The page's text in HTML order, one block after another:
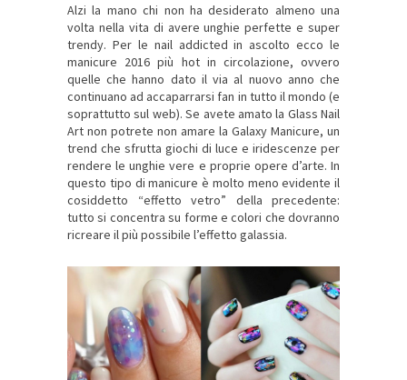
Alzi la mano chi non ha desiderato almeno una
volta nella vita di avere unghie perfette e super
trendy. Per le nail addicted in ascolto ecco le
manicure 2016 più hot in circolazione, ovvero
quelle che hanno dato il via al nuovo anno che
continuano ad accaparrarsi fan in tutto il mondo (e
soprattutto sul web). Se avete amato la Glass Nail
Art non potrete non amare la Galaxy Manicure, un
trend che sfrutta giochi di luce e iridescenze per
rendere le unghie vere e proprie opere d’arte. In
questo tipo di manicure è molto meno evidente il
cosiddetto “effetto vetro” della precedente:
tutto si concentra su forme e colori che dovranno
ricreare il più possibile l’effetto galassia.